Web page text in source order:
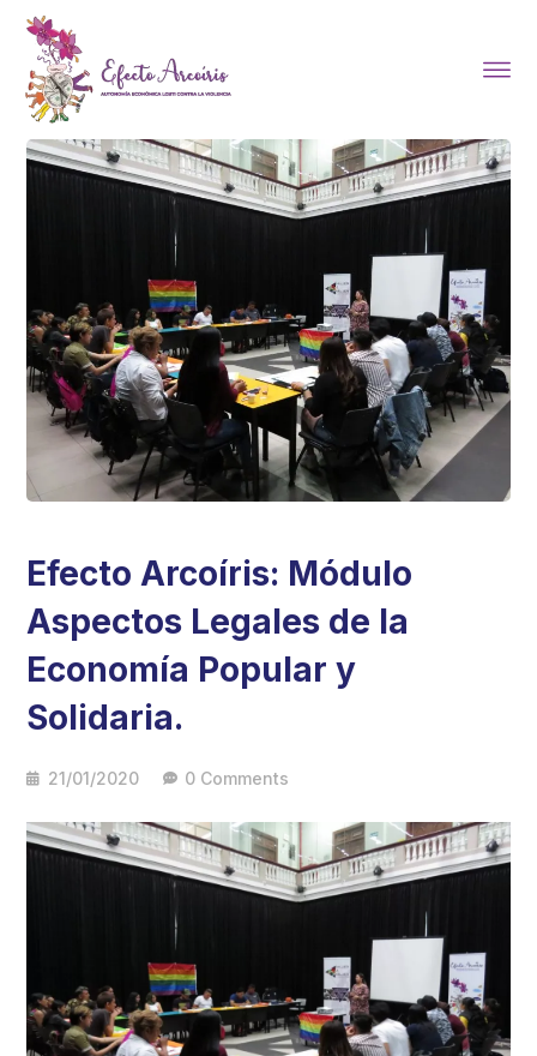
Efecto Arcoíris: Módulo
Aspectos Legales de la
Economía Popular y
Solidaria.
21/01/2020 0 Comments